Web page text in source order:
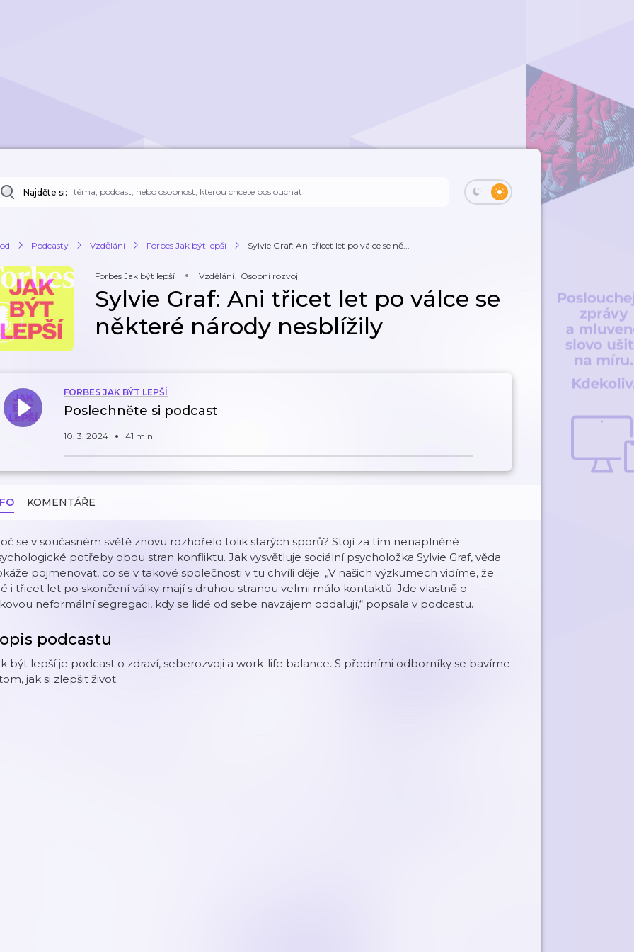
Najděte si:
Podcasty Vzdělání Forbes Jak být lepší Sylvie Graf: Ani třicet let po válce se ně...
Forbes Jak být lepší Vzdělání, Osobní rozvoj
Sylvie Graf: Ani třicet let po válce se
některé národy nesblížily
FORBES JAK BÝT LEPŠÍ
Poslechněte si podcast
10. 3. 2024 41 min
KOMENTÁŘE
se v současném světě znovu rozhořelo tolik starých sporů? Stojí za tím nenaplněné
potřeby obou stran konfliktu. Jak vysvětluje sociální psycholožka Sylvie Graf, věda
pojmenovat, co se v takové společnosti v tu chvíli děje. „V našich výzkumech vidíme, že
i třicet let po skončení války mají s druhou stranou velmi málo kontaktů. Jde vlastně o
neformální segregaci, kdy se lidé od sebe navzájem oddalují,“ popsala v podcastu.
podcastu
být lepší je podcast o zdraví, seberozvoji a work-life balance. S předními odborníky se bavíme
jak si zlepšit život.